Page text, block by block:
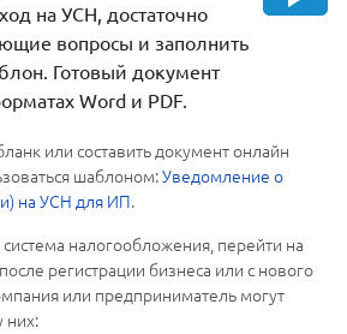
на УСН, достаточно
вопросы и заполнить
Готовый документ
Word и PDF.
или составить документ онлайн
шаблоном:Уведомление о
на УСН для ИП.
налогообложения, перейти на
регистрации бизнеса или с нового
или предприниматель могут
них: